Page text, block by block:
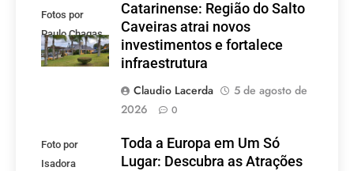
Fotos por
Paulo Chagas
Catarinense: Região do Salto
Caveiras atrai novos
investimentos e fortalece
infraestrutura
Claudio Lacerda
5 de agosto de
2026
0
Foto por
Isadora
Toda a Europa em Um Só
Lugar: Descubra as Atrações